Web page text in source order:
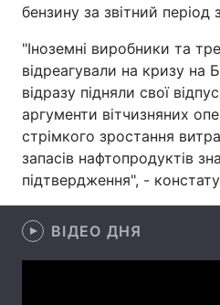
Цікавинки
Екологія
Лонгріди
Відео з Youtube
Інтерв'ю
Архів
бензину за звітний період
"Іноземні виробники та
відреагували на кризу на
відразу підняли свої
аргументи вітчизняних
стрімкого зростання
запасів нафтопродуктів
підтвердження", -
ВІДЕО ДНЯ